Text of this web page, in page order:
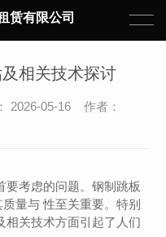
赁有限公司
相关技术探讨
2026-05-16 作者：
要考虑的问题。钢制跳板
量与 性至关重要。特别
相关技术方面引起了人们